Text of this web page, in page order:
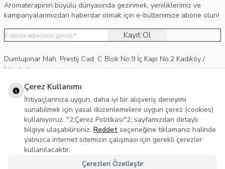
Aromaterapinin büyülü dünyasında gezinmek, yeniliklerimiz ve
kampanyalarımızdan haberdar olmak için e-bültenimize abone olun!
Kayıt Ol
Adres
Dumlupınar Mah. Prestij Cad. C Blok No:9 İç Kapı No:2 Kadıköy /
İstanbul
Telefon
0 (530) 236 15 75
E-Posta
info@agreka.com.tr
Müşteri Hizmetleri
Yasal Bilgiler
Sosyal Medya
Çerez Kullanımı
İhtiyaçlarınıza uygun, daha iyi bir alışveriş deneyimi
sunabilmek için yasal düzenlemelere uygun çerez (cookies)
kullanıyoruz. "2;Çerez Politikası"2; sayfamızdan detaylı
bilgiye ulaşabilirsiniz. Reddet seçeneğine tıklamanız halinde
yalnızca internet sitemizin çalışması için gerekli çerezler
kullanılacaktır.
Çerezleri Özelleştir